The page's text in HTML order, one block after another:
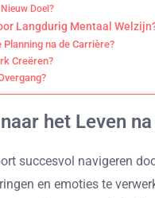
Doel?
Langdurig Mentaal
na de Carrière?
Creëren?
het Leven
succesvol navigeren
en emoties te